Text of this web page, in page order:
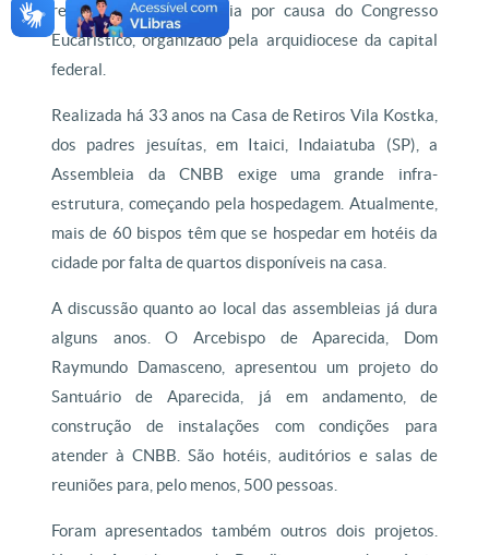
reunião será em Brasília por causa do Congresso
Eucarístico, organizado pela arquidiocese da capital
federal.
Realizada há 33 anos na Casa de Retiros Vila Kostka,
dos padres jesuítas, em Itaici, Indaiatuba (SP), a
Assembleia da CNBB exige uma grande infra-
estrutura, começando pela hospedagem. Atualmente,
mais de 60 bispos têm que se hospedar em hotéis da
cidade por falta de quartos disponíveis na casa.
A discussão quanto ao local das assembleias já dura
alguns anos. O Arcebispo de Aparecida, Dom
Raymundo Damasceno, apresentou um projeto do
Santuário de Aparecida, já em andamento, de
construção de instalações com condições para
atender à CNBB. São hotéis, auditórios e salas de
reuniões para, pelo menos, 500 pessoas.
Foram apresentados também outros dois projetos.